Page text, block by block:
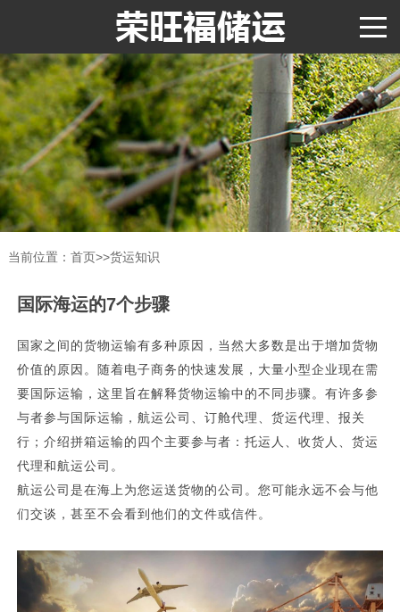
当前位置： 首页>>货运知识
国际海运的7个步骤
国家之间的货物运输有多种原因，当然大多数是出于增加货物
价值的原因。随着电子商务的快速发展，大量小型企业现在需
要国际运输，这里旨在解释货物运输中的不同步骤。有许多参
与者参与国际运输，航运公司、订舱代理、货运代理、报关
行；介绍拼箱运输的四个主要参与者：托运人、收货人、货运
代理和航运公司。
航运公司是在海上为您运送货物的公司。您可能永远不会与他
们交谈，甚至不会看到他们的文件或信件。